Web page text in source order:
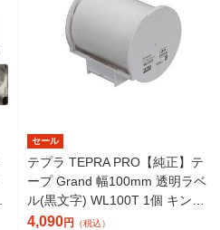
セール
テプラ TEPRA PRO【純正】テ
ープ Grand 幅100mm 透明ラベ
ル(黒文字) WL100T 1個 キング
ジム
4,090円 （税込）